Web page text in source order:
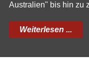
Australien" bis hin zu
Weiterlesen ...